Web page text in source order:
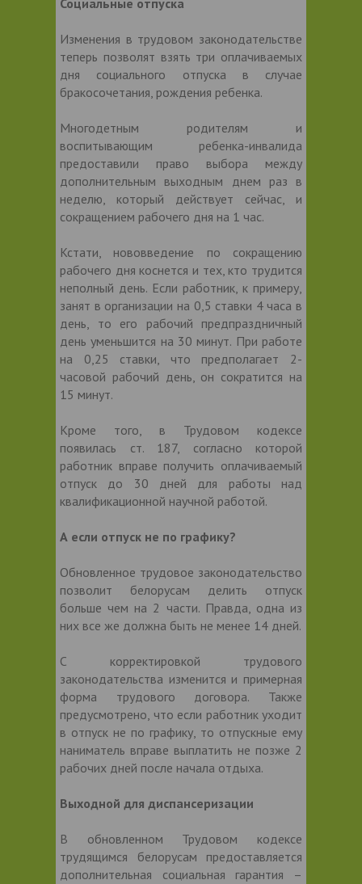
Изменения в трудовом законодательстве
теперь позволят взять три оплачиваемых
дня социального отпуска в случае
бракосочетания, рождения ребенка.
Многодетным родителям и
воспитывающим ребенка-инвалида
предоставили право выбора между
дополнительным выходным днем раз в
неделю, который действует сейчас, и
сокращением рабочего дня на 1 час.
Кстати, нововведение по сокращению
рабочего дня коснется и тех, кто трудится
неполный день. Если работник, к примеру,
занят в организации на 0,5 ставки 4 часа в
день, то его рабочий предпраздничный
день уменьшится на 30 минут. При работе
на 0,25 ставки, что предполагает 2-
часовой рабочий день, он сократится на
15 минут.
Кроме того, в Трудовом кодексе
появилась ст. 187, согласно которой
работник вправе получить оплачиваемый
отпуск до 30 дней для работы над
квалификационной научной работой.
А если отпуск не по графику?
Обновленное трудовое законодательство
позволит белорусам делить отпуск
больше чем на 2 части. Правда, одна из
них все же должна быть не менее 14 дней.
С корректировкой трудового
законодательства изменится и примерная
форма трудового договора. Также
предусмотрено, что если работник уходит
в отпуск не по графику, то отпускные ему
наниматель вправе выплатить не позже 2
рабочих дней после начала отдыха.
Выходной для диспансеризации
В обновленном Трудовом кодексе
трудящимся белорусам предоставляется
дополнительная социальная гарантия –